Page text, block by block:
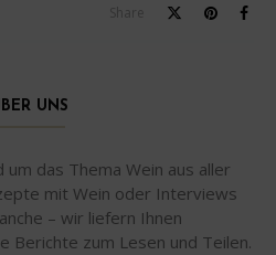
Share
UNS
das Thema Wein aus aller
mit Wein oder Interviews
– wir liefern Ihnen
Berichte zum Lesen und Teilen.